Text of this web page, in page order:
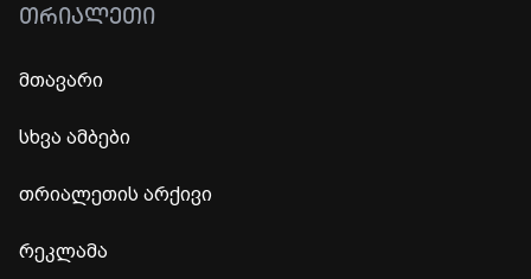
ᲗᲠᲘᲐᲚᲔᲗᲘ
მთავარი
სხვა ამბები
თრიალეთის არქივი
რეკლამა